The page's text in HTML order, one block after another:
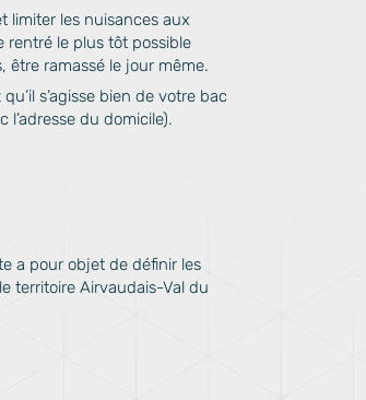
limiter les nuisances aux
rentré le plus tôt possible
être ramassé le jour même.
s’agisse bien de votre bac
du domicile).
a pour objet de définir les
territoire Airvaudais-Val du